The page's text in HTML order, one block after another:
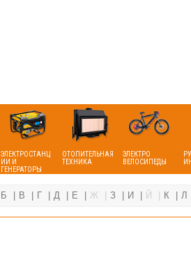
ЭЛЕКТРОСТАНЦ
ИИ И
ГЕНЕРАТОРЫ
ОТОПИТЕЛЬНАЯ
ТЕХНИКА
ЭЛЕКТРО
ВЕЛОСИПЕДЫ
Б В Г Д Е Ж З И Й К Л